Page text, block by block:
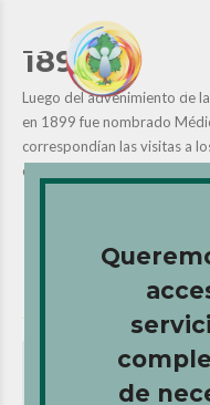
1899
Luego del advenimiento de
en 1899 fue nombrado
correspondían las visitas a
domicilio.
PREVIOUS
de